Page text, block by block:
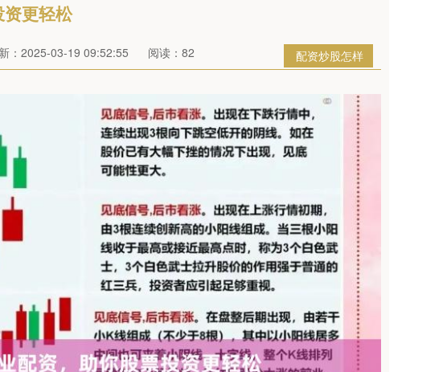
更轻松
配资炒股怎样
：2025-03-19 09:52:55 阅读：82